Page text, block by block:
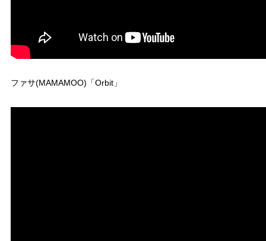
ファサ(MAMAMOO)「Orbit」